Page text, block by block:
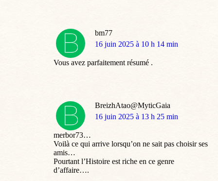
bm77
dit
16 juin 2025 à 10 h 14 min
Vous avez parfaitement résumé .
BreizhAtao@MyticGaia
dit
16 juin 2025 à 13 h 25 min
merbor73…
Voilà ce qui arrive lorsqu’on ne sait pas choisir ses
amis…
Pourtant l’Histoire est riche en ce genre
d’affaire….